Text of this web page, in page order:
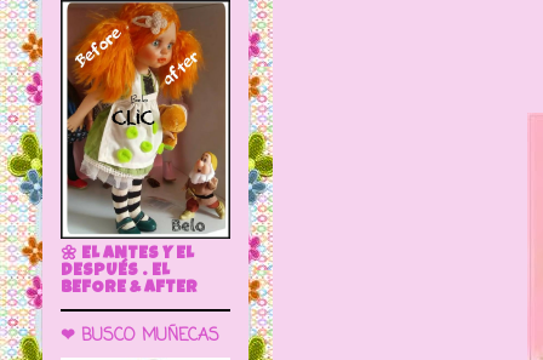
🌼 EL ANTES Y EL
DESPUÉS . EL
BEFORE & AFTER
❤ BUSCO MUÑECAS